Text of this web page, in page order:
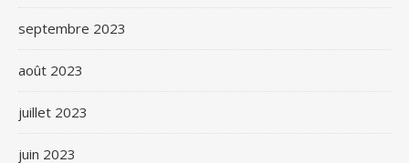
septembre 2023
août 2023
juillet 2023
juin 2023